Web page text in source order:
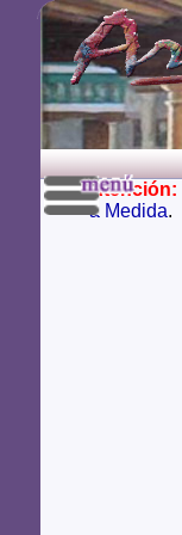
Atención:
a Medida.